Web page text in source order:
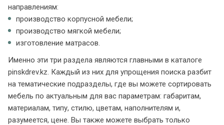
направлениям:
производство корпусной мебели;
производство мягкой мебели;
изготовление матрасов.
Именно эти три раздела являются главными в каталоге
pinskdrev.kz. Каждый из них для упрощения поиска разбит
на тематические подразделы, где вы можете сортировать
мебель по актуальным для вас параметрам: габаритам,
материалам, типу, стилю, цветам, наполнителям и,
разумеется, цене. Вы также можете выбрать только